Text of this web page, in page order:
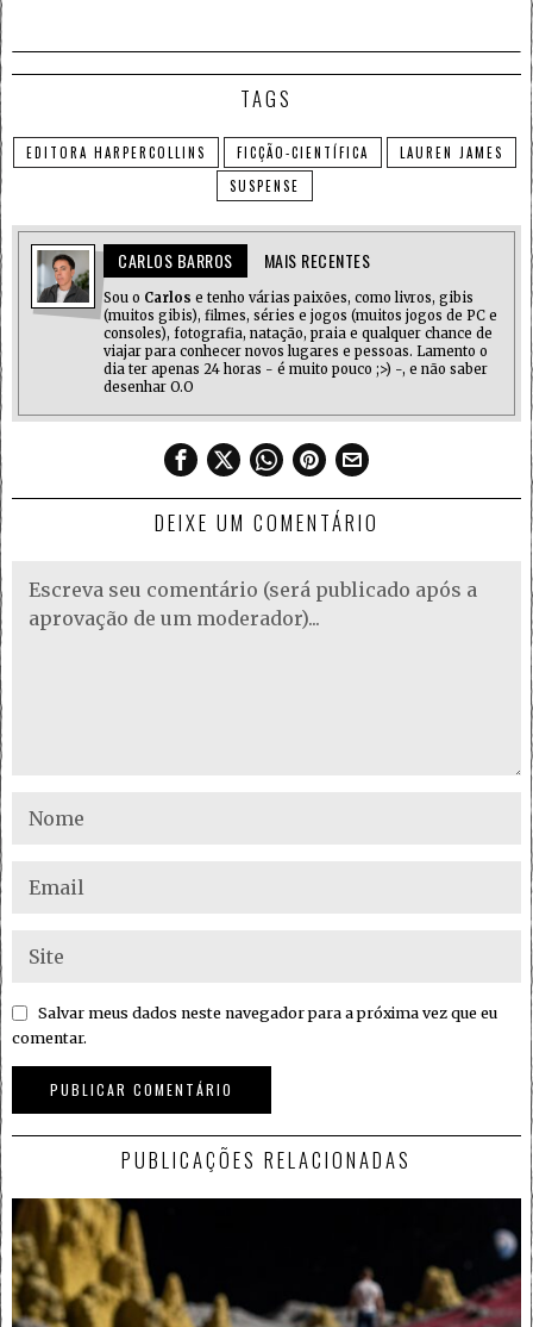
TAGS
EDITORA HARPERCOLLINS FICÇÃO-CIENTÍFICA
LAUREN JAMES
SUSPENSE
CARLOS BARROS MAIS RECENTES
Sou o Carlos e tenho várias paixões, como livros, gibis
(muitos gibis), filmes, séries e jogos (muitos jogos de PC e
consoles), fotografia, natação, praia e qualquer chance de
viajar para conhecer novos lugares e pessoas. Lamento o
dia ter apenas 24 horas - é muito pouco ;>) -, e não saber
desenhar O.O
DEIXE UM COMENTÁRIO
Salvar meus dados neste navegador para a próxima vez que eu
comentar.
PUBLICAÇÕES RELACIONADAS